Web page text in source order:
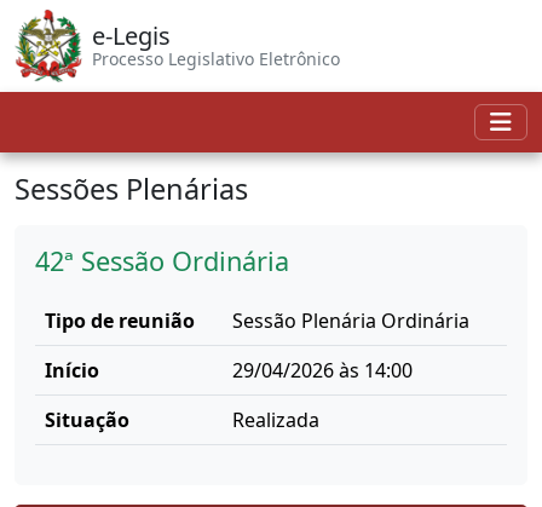
e-Legis
Processo Legislativo Eletrônico
Sessões Plenárias
42ª Sessão Ordinária
Tipo de reunião
Sessão Plenária Ordinária
Início
29/04/2026 às 14:00
Situação
Realizada